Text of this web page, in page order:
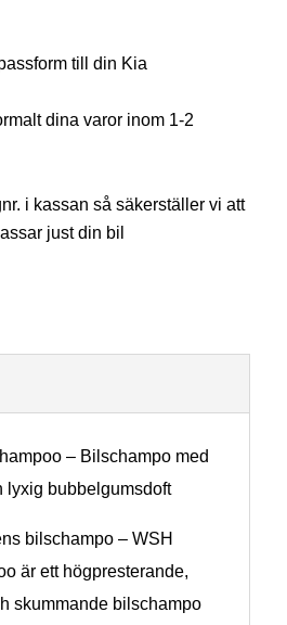
till din Kia
dina varor inom 1-2
i kassan så säkerställer vi att
just din bil
– Bilschampo med
lyxig bubbelgumsdoft
bilschampo – WSH
är ett högpresterande,
skummande bilschampo